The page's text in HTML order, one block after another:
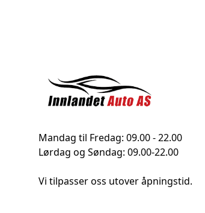
- DAB+ digitalradio
- Apple Carplay
- Skinninteriør (Jet Black)
- Regnsensor
- Automatisk avblendbart innerspeil
Mandag til Fredag: 09.00 - 22.00
Lørdag og Søndag: 09.00-22.00
Vi tilpasser oss utover åpningstid.